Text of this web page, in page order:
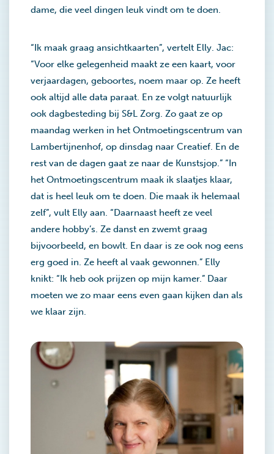
dame, die veel dingen leuk vindt om te doen.
“Ik maak graag ansichtkaarten”, vertelt Elly. Jac:
“Voor elke gelegenheid maakt ze een kaart, voor
verjaardagen, geboortes, noem maar op. Ze heeft
ook altijd alle data paraat. En ze volgt natuurlijk
ook dagbesteding bij S&L Zorg. Zo gaat ze op
maandag werken in het Ontmoetingscentrum van
Lambertijnenhof, op dinsdag naar Creatief. En de
rest van de dagen gaat ze naar de Kunstsjop.” “In
het Ontmoetingscentrum maak ik slaatjes klaar,
dat is heel leuk om te doen. Die maak ik helemaal
zelf”, vult Elly aan. “Daarnaast heeft ze veel
andere hobby’s. Ze danst en zwemt graag
bijvoorbeeld, en bowlt. En daar is ze ook nog eens
erg goed in. Ze heeft al vaak gewonnen.” Elly
knikt: “Ik heb ook prijzen op mijn kamer.” Daar
moeten we zo maar eens even gaan kijken dan als
we klaar zijn.